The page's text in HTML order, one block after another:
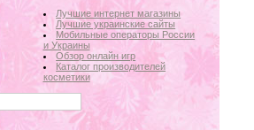
Лучшие интернет магазины
Лучшие украинские сайты
Мобильные операторы России
и Украины
Обзор онлайн игр
Каталог производителей
косметики